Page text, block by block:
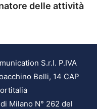
delle attività
S.r.l. P.IVA
Belli, 14 CAP
Milano N° 262 del